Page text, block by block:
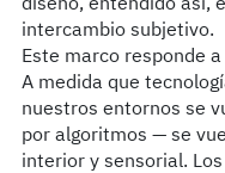
diseño, entendido así,
intercambio subjetivo.
Este marco responde
A medida que
nuestros entornos se
por algoritmos — se
interior y sensorial.